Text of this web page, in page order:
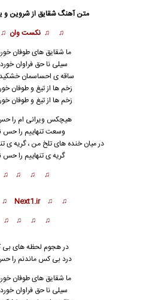
متن آهنگ شقایق از شروین و
♫ ♫ نکست وان
ما شقایق های طوفان
سیلی نا حق فراوان
ساقه ی احساسمان
زخم ها از تیغ و طوفان
زخم ها از تیغ و طوفان
هیچکس ویرانی ام را
وسعت تنهاییم را حس
در میان خنده های تلخ من ، گریه ی تن
گریه ی تنهاییم را حس
♫ ♫ ♫ ♫
♫ ♫ Next1.ir ♫ ♫
♫ ♫ ♫ ♫
در هجوم لحظه های
درد بی کس ماندنم را
ما شقایق های طوفان
سیلی نا حق فراوان